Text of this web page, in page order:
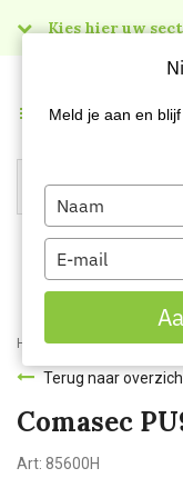
Kies hier uw
Menu
Home Comasec PU900
Terug naar
Comasec
Art: 85600H
Meld je aan en
Type
your
name
Type
your
email